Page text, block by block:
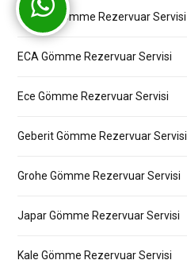
Creavit Gömme Rezervuar Servisi
ECA Gömme Rezervuar Servisi
Ece Gömme Rezervuar Servisi
Geberit Gömme Rezervuar Servisi
Grohe Gömme Rezervuar Servisi
Japar Gömme Rezervuar Servisi
Kale Gömme Rezervuar Servisi